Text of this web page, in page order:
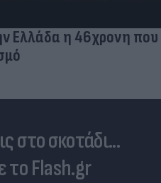
Ελλάδα η 46χρονη που
στο σκοτάδι...
το Flash.gr